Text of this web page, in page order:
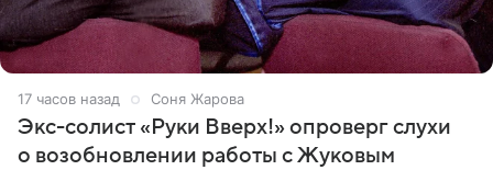
17 часов назад Соня Жарова
Экс-солист «Руки Вверх!» опроверг слухи
о возобновлении работы с Жуковым